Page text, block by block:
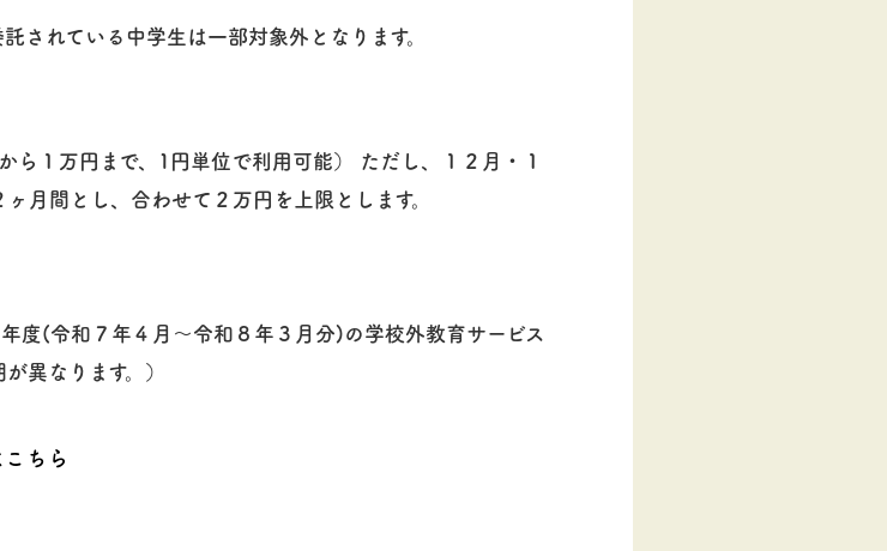
されている中学生は一部対象外となります。
ら１万円まで、1円単位で利用可能） ただし、１２月・１
月間とし、合わせて２万円を上限とします。
度(令和７年４月～令和８年３月分)の学校外教育サービス
異なります。）
ちら